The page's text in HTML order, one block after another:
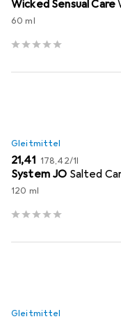
Wicked Sensual Care
60 ml
Gleitmittel
EUR
21,41 EUR
178,42/1l
System JO Salted
120 ml
Gleitmittel